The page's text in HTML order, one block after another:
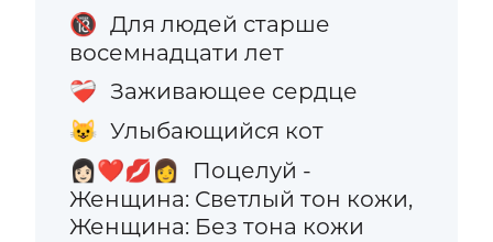
🔞 Для людей старше
восемнадцати лет
❤️‍🩹 Заживающее сердце
😺 Улыбающийся кот
👩🏻‍❤️‍💋‍👩
Поцелуй -
Женщина: Светлый тон кожи,
Женщина: Без тона кожи